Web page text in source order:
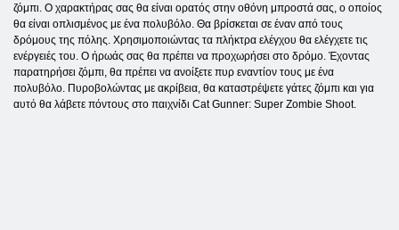
ζόμπι. Ο χαρακτήρας σας θα είναι ορατός στην οθόνη μπροστά σας, ο οποίος
θα είναι οπλισμένος με ένα πολυβόλο. Θα βρίσκεται σε έναν από τους
δρόμους της πόλης. Χρησιμοποιώντας τα πλήκτρα ελέγχου θα ελέγχετε τις
ενέργειές του. Ο ήρωάς σας θα πρέπει να προχωρήσει στο δρόμο. Έχοντας
παρατηρήσει ζόμπι, θα πρέπει να ανοίξετε πυρ εναντίον τους με ένα
πολυβόλο. Πυροβολώντας με ακρίβεια, θα καταστρέψετε γάτες ζόμπι και για
αυτό θα λάβετε πόντους στο παιχνίδι Cat Gunner: Super Zombie Shoot.